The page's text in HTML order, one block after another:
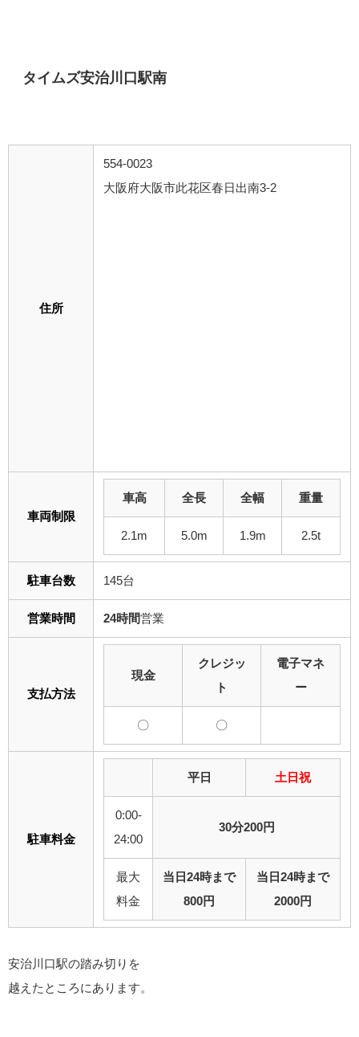
タイムズ安治川口駅南
住所
554-0023
大阪府大阪市此花区春日出南3-2
車両制限
車高 全長 全幅 重量
2.1m 5.0m 1.9m 2.5t
駐車台数 145台
営業時間 24時間営業
支払方法
現金
クレジッ
ト
電子マネ
ー
〇 〇
駐車料金
平日 土日祝
0:00-
24:00
30分200円
最大
料金
当日24時まで
800円
当日24時まで
2000円
安治川口駅の踏み切りを
越えたところにあります。